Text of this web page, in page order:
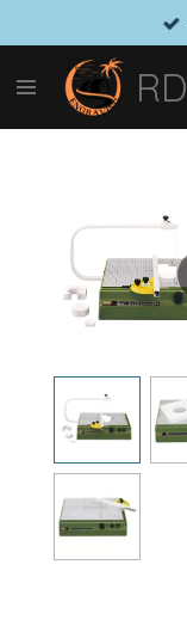
direct
naar
hoofdinhoud